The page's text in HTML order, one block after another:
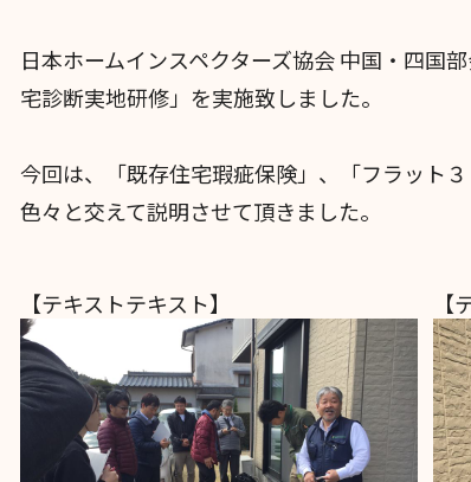
日本ホームインスペクターズ協会 中国・四国
宅診断実地研修」を実施致しました。
今回は、「既存住宅瑕疵保険」、「フラット
色々と交えて説明させて頂きました。
【テキストテキスト】 【